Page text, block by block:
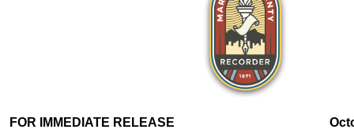
FOR IMMEDIATE RELEASE